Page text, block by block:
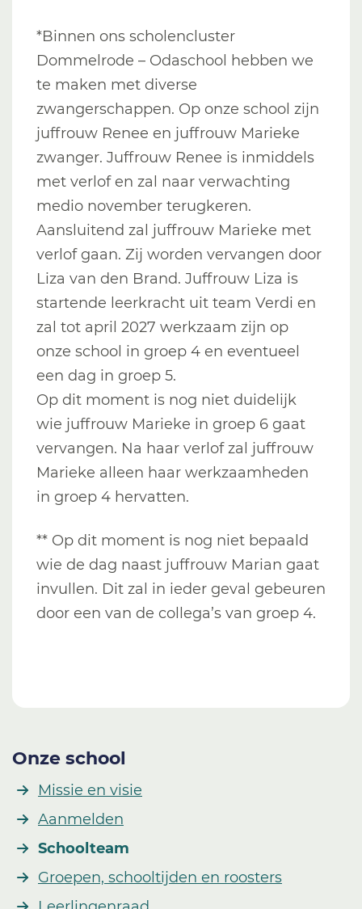
*Binnen ons scholencluster
Dommelrode – Odaschool hebben we
te maken met diverse
zwangerschappen. Op onze school zijn
juffrouw Renee en juffrouw Marieke
zwanger. Juffrouw Renee is inmiddels
met verlof en zal naar verwachting
medio november terugkeren.
Aansluitend zal juffrouw Marieke met
verlof gaan. Zij worden vervangen door
Liza van den Brand. Juffrouw Liza is
startende leerkracht uit team Verdi en
zal tot april 2027 werkzaam zijn op
onze school in groep 4 en eventueel
een dag in groep 5.
Op dit moment is nog niet duidelijk
wie juffrouw Marieke in groep 6 gaat
vervangen. Na haar verlof zal juffrouw
Marieke alleen haar werkzaamheden
in groep 4 hervatten.
** Op dit moment is nog niet bepaald
wie de dag naast juffrouw Marian gaat
invullen. Dit zal in ieder geval gebeuren
door een van de collega’s van groep 4.
Onze school
Missie en visie
Aanmelden
Schoolteam
Groepen, schooltijden en roosters